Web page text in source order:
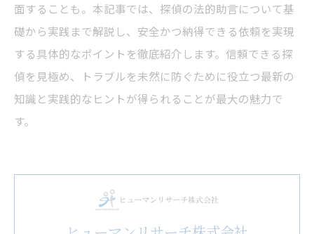
面することも。本記事では、探偵の法的助言について基
礎から実践まで解説し、安全かつ納得できる依頼を実現
する具体的なポイントを徹底紹介します。信頼できる探
偵を見極め、トラブルを未然に防ぐために役立つ最新の
知識と実践的なヒントが得られることが最大の魅力で
す。